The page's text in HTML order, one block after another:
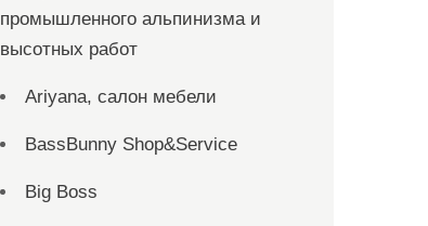
промышленного альпинизма и
высотных работ
Ariyana, салон мебели
BassBunny Shop&Service
Big Boss